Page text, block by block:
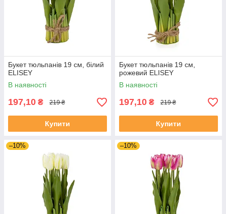
Букет тюльпанів 19 см, білий
ELISEY
В наявності
197,10 ₴ 219 ₴
Купити
Букет тюльпанів 19 см,
рожевий ELISEY
В наявності
197,10 ₴ 219 ₴
Купити
–10% –10%